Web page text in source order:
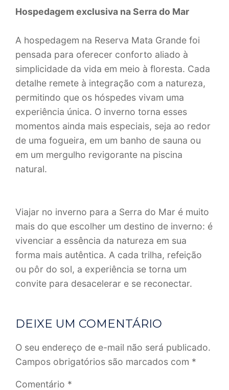
Hospedagem exclusiva na Serra do Mar
A hospedagem na Reserva Mata Grande foi
pensada para oferecer conforto aliado à
simplicidade da vida em meio à floresta. Cada
detalhe remete à integração com a natureza,
permitindo que os hóspedes vivam uma
experiência única. O inverno torna esses
momentos ainda mais especiais, seja ao redor
de uma fogueira, em um banho de sauna ou
em um mergulho revigorante na piscina
natural.
Viajar no inverno para a Serra do Mar é muito
mais do que escolher um destino de inverno: é
vivenciar a essência da natureza em sua
forma mais autêntica. A cada trilha, refeição
ou pôr do sol, a experiência se torna um
convite para desacelerar e se reconectar.
DEIXE UM COMENTÁRIO
O seu endereço de e-mail não será publicado.
Campos obrigatórios são marcados com *
Comentário *